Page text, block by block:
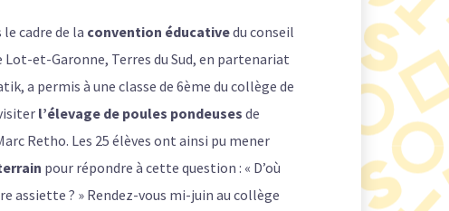
le cadre de la convention éducativedu conseil
et-Garonne, Terres du Sud, en partenariat
a permis à une classe de 6ème du collège de
l’élevage de poules pondeuses de
Retho. Les 25 élèves ont ainsi pu mener
pour répondre à cette question : « D’où
assiette ? » Rendez-vous mi-juin au collège